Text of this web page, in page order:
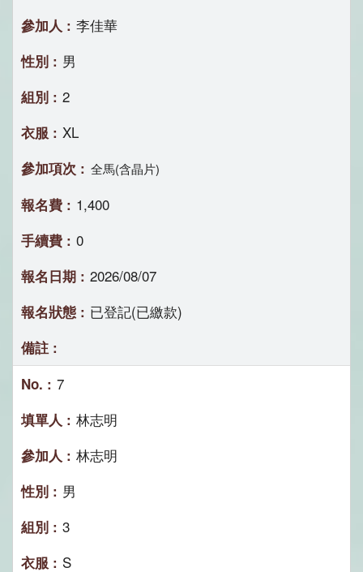
李佳華
男
2
XL
全馬(含晶片)
1,400
0
2026/08/07
已登記(已繳款)
7
林志明
林志明
男
3
S